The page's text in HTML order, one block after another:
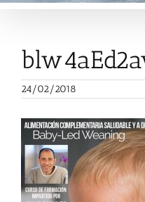
24/02/2018